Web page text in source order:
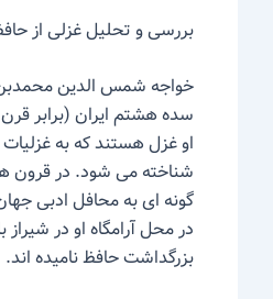
بررسی و تحلیل غزلی از
سده هشتم ایران (برابر
او غزل هستند که به
شناخته می شود. در قرون
در محل آرامگاه او در
بزرگداشت حافظ نامیده اند.